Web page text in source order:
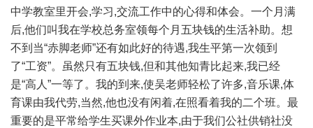
中学教室里开会,学习,交流工作中的心得和体会。一个月满
后,他们叫我在学校总务室领每个月五块钱的生活补助。想
不到当“赤脚老师”还有如此好的待遇,我生平第一次领到
了“工资”。虽然只有五块钱,但和其他知青比起来,我已经
是“高人”一等了。我的到来,使吴老师轻松了许多,音乐课,体
育课由我代劳,当然,他也没有闲着,在照看着我的二个班。最
重要的是平常给学生买课外作业本,由于我们公社供销社没